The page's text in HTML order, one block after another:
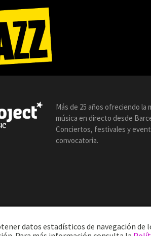
Más de 25 años ofreciendo la
música en directo desde
Conciertos, festivales y
convocatoria.
datos estadísticos de navegación de